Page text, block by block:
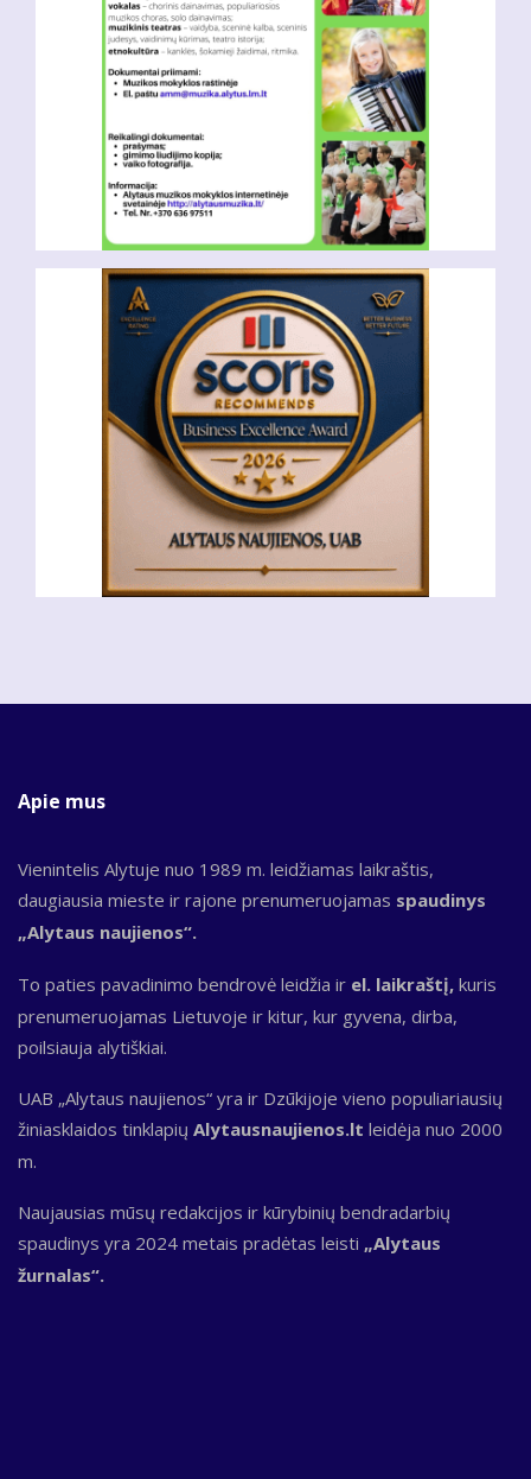
Apie mus
Vienintelis Alytuje nuo 1989 m. leidžiamas laikraštis,
daugiausia mieste ir rajone prenumeruojamas spaudinys
„Alytaus naujienos“.
To paties pavadinimo bendrovė leidžia ir el. laikraštį, kuris
prenumeruojamas Lietuvoje ir kitur, kur gyvena, dirba,
poilsiauja alytiškiai.
UAB „Alytaus naujienos“ yra ir Dzūkijoje vieno populiariausių
žiniasklaidos tinklapių Alytausnaujienos.lt leidėja nuo 2000
m.
Naujausias mūsų redakcijos ir kūrybinių bendradarbių
spaudinys yra 2024 metais pradėtas leisti „Alytaus
žurnalas“.